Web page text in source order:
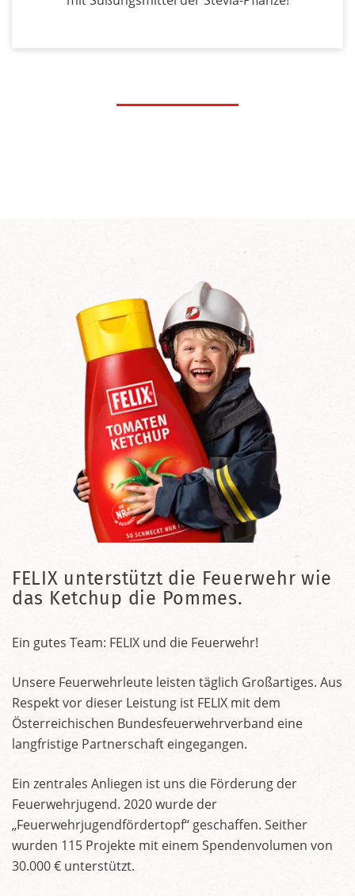
FELIX unterstützt die Feuerwehr wie
das Ketchup die Pommes.
Ein gutes Team: FELIX und die Feuerwehr!
Unsere Feuerwehrleute leisten täglich Großartiges. Aus
Respekt vor dieser Leistung ist FELIX mit dem
Österreichischen Bundesfeuerwehrverband eine
langfristige Partnerschaft eingegangen.
Ein zentrales Anliegen ist uns die Förderung der
Feuerwehrjugend. 2020 wurde der
„Feuerwehrjugendfördertopf“ geschaffen. Seither
wurden 115 Projekte mit einem Spendenvolumen von
30.000 € unterstützt.